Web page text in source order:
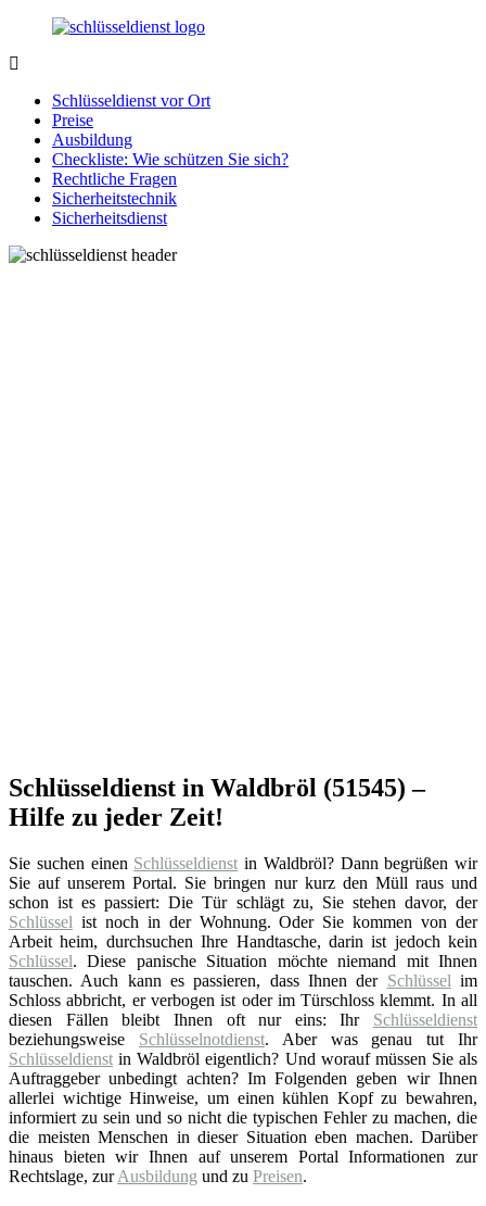
Zurück
Inhalt
Notlage
wird
gelöst!
Schlüsseldienst vor Ort
Preise
Ausbildung
Checkliste: Wie schützen Sie sich?
Rechtliche Fragen
Sicherheitstechnik
Sicherheitsdienst
Schlüsseldienst in Waldbröl (51545) –
Hilfe zu jeder Zeit!
Sie suchen einen Schlüsseldienst in Waldbröl? Dann begrüßen wir
Sie auf unserem Portal. Sie bringen nur kurz den Müll raus und
schon ist es passiert: Die Tür schlägt zu, Sie stehen davor, der
Schlüssel ist noch in der Wohnung. Oder Sie kommen von der
Arbeit heim, durchsuchen Ihre Handtasche, darin ist jedoch kein
Schlüssel. Diese panische Situation möchte niemand mit Ihnen
tauschen. Auch kann es passieren, dass Ihnen der Schlüssel im
Schloss abbricht, er verbogen ist oder im Türschloss klemmt. In all
diesen Fällen bleibt Ihnen oft nur eins: Ihr Schlüsseldienst
beziehungsweise Schlüsselnotdienst. Aber was genau tut Ihr
Schlüsseldienst in Waldbröl eigentlich? Und worauf müssen Sie als
Auftraggeber unbedingt achten? Im Folgenden geben wir Ihnen
allerlei wichtige Hinweise, um einen kühlen Kopf zu bewahren,
informiert zu sein und so nicht die typischen Fehler zu machen, die
die meisten Menschen in dieser Situation eben machen. Darüber
hinaus bieten wir Ihnen auf unserem Portal Informationen zur
Rechtslage, zurAusbildung und zu Preisen.